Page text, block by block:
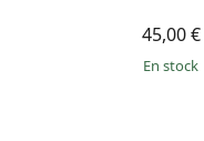
45,00 €
en stock